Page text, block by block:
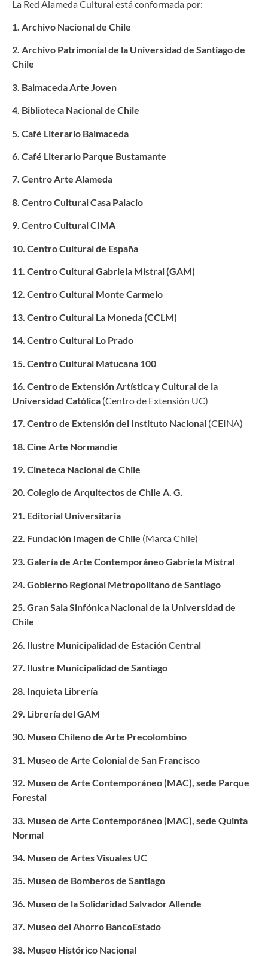
La Red Alameda Cultural está conformada por:
1. Archivo Nacional de Chile
2. Archivo Patrimonial de la Universidad de Santiago de
Chile
3. Balmaceda Arte Joven
4. Biblioteca Nacional de Chile
5. Café Literario Balmaceda
6. Café Literario Parque Bustamante
7. Centro Arte Alameda
8. Centro Cultural Casa Palacio
9. Centro Cultural CIMA
10. Centro Cultural de España
11. Centro Cultural Gabriela Mistral (GAM)
12. Centro Cultural Monte Carmelo
13. Centro Cultural La Moneda (CCLM)
14. Centro Cultural Lo Prado
15. Centro Cultural Matucana 100
16. Centro de Extensión Artística y Cultural de la
Universidad Católica (Centro de Extensión UC)
17. Centro de Extensión del Instituto Nacional (CEINA)
18. Cine Arte Normandie
19. Cineteca Nacional de Chile
20. Colegio de Arquitectos de Chile A. G.
21. Editorial Universitaria
22. Fundación Imagen de Chile (Marca Chile)
23. Galería de Arte Contemporáneo Gabriela Mistral
24. Gobierno Regional Metropolitano de Santiago
25. Gran Sala Sinfónica Nacional de la Universidad de
Chile
26. Ilustre Municipalidad de Estación Central
27. Ilustre Municipalidad de Santiago
28. Inquieta Librería
29. Librería del GAM
30. Museo Chileno de Arte Precolombino
31. Museo de Arte Colonial de San Francisco
32. Museo de Arte Contemporáneo (MAC), sede Parque
Forestal
33. Museo de Arte Contemporáneo (MAC), sede Quinta
Normal
34. Museo de Artes Visuales UC
35. Museo de Bomberos de Santiago
36. Museo de la Solidaridad Salvador Allende
37. Museo del Ahorro BancoEstado
38. Museo Histórico Nacional